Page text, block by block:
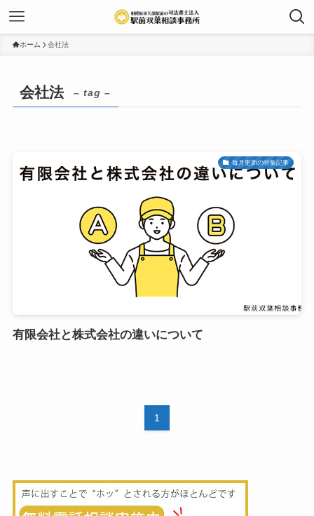
ホーム 会社法
会社法 – tag –
毎月更新の特集記事
有限会社と株式会社の違いについて
1